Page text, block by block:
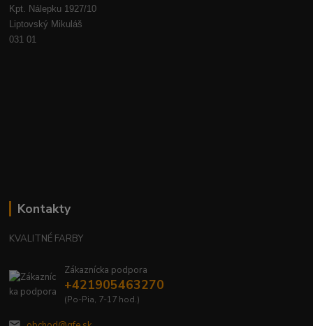
Kpt. Nálepku 1927/10
Liptovský Mikuláš
031 01
Kontakty
KVALITNÉ FARBY
Zákaznícka podpora
+421905463270
(Po-Pia, 7-17 hod.)